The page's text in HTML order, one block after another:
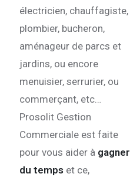
électricien, chauffagiste,
plombier, bucheron,
aménageur de parcs et
jardins, ou encore
menuisier, serrurier, ou
commerçant, etc…
Prosolit Gestion
Commerciale est faite
pour vous aider à gagner
du temps et ce,